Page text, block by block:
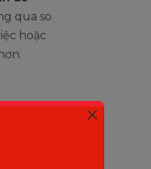
qua so
hoặc
to để